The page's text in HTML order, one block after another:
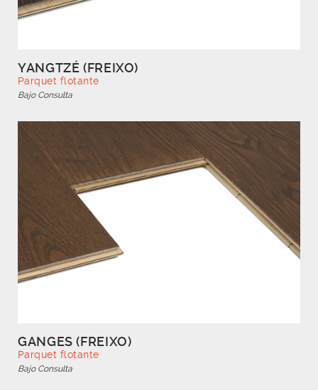
YANGTZÉ (FREIXO)
Parquet flotante
Bajo Consulta
GANGES (FREIXO)
Parquet flotante
Bajo Consulta